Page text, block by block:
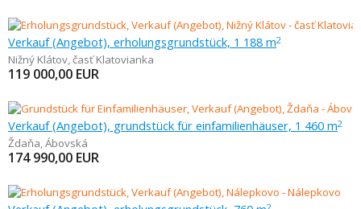
Verkauf (Angebot), erholungsgrundstück, 1 188 m2
Nižný Klátov,časť Klatovianka
119 000,00 EUR
Verkauf (Angebot), grundstück für einfamilienhäuser, 1 460 m2
Ždaňa,Ábovská
174 990,00 EUR